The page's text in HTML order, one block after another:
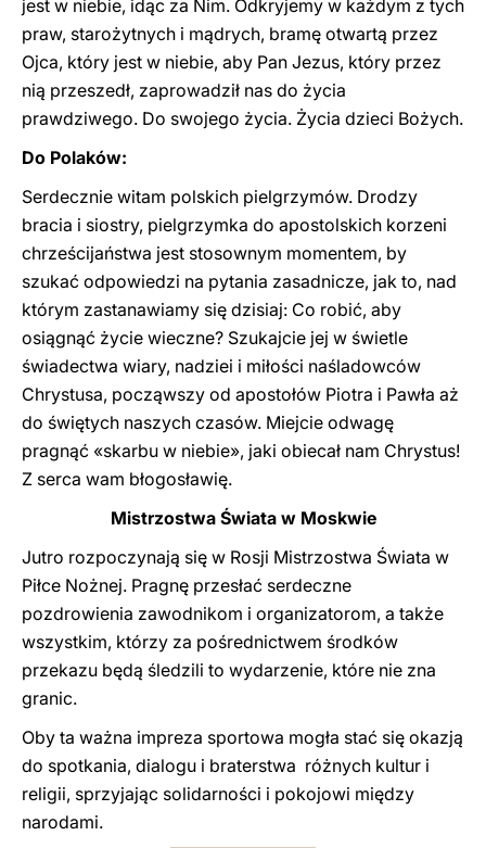
jest w niebie, idąc za Nim. Odkryjemy w każdym z tych
praw, starożytnych i mądrych, bramę otwartą przez
Ojca, który jest w niebie, aby Pan Jezus, który przez
nią przeszedł, zaprowadził nas do życia
prawdziwego. Do swojego życia. Życia dzieci Bożych.
Do Polaków:
Serdecznie witam polskich pielgrzymów. Drodzy
bracia i siostry, pielgrzymka do apostolskich korzeni
chrześcijaństwa jest stosownym momentem, by
szukać odpowiedzi na pytania zasadnicze, jak to, nad
którym zastanawiamy się dzisiaj: Co robić, aby
osiągnąć życie wieczne? Szukajcie jej w świetle
świadectwa wiary, nadziei i miłości naśladowców
Chrystusa, począwszy od apostołów Piotra i Pawła aż
do świętych naszych czasów. Miejcie odwagę
pragnąć «skarbu w niebie», jaki obiecał nam Chrystus!
Z serca wam błogosławię.
Mistrzostwa Świata w Moskwie
Jutro rozpoczynają się w Rosji Mistrzostwa Świata w
Piłce Nożnej. Pragnę przesłać serdeczne
pozdrowienia zawodnikom i organizatorom, a także
wszystkim, którzy za pośrednictwem środków
przekazu będą śledzili to wydarzenie, które nie zna
granic.
Oby ta ważna impreza sportowa mogła stać się okazją
do spotkania, dialogu i braterstwa różnych kultur i
religii, sprzyjając solidarności i pokojowi między
narodami.